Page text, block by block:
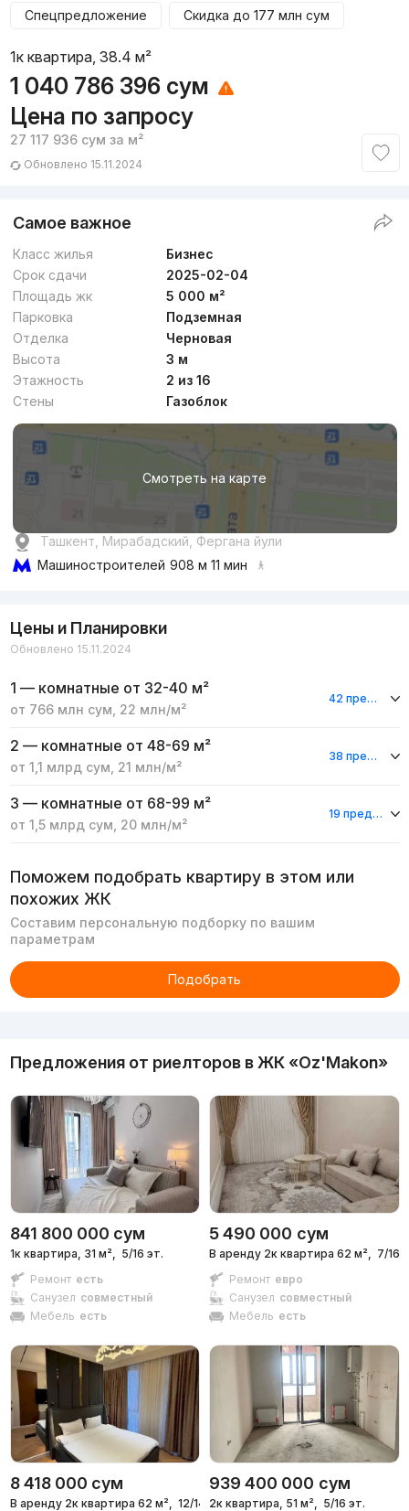
Спецпредложение Скидка до 177 млн сум
1к квартира, 38.4 м²
1 040 786 396 сум
Цена по запросу
27 117 936 сум за м²
Обновлено 15.11.2024
Самое важное
Класс жилья
Бизнес
Срок сдачи
2025-02-04
Площадь жк
5 000 м²
Парковка
Подземная
Отделка
Черновая
Высота
3 м
Этажность
2 из 16
Стены
Газоблок
Смотреть на карте
Ташкент, Мирабадский, Фергана йули
Машиностроителей 908 м 11 мин
Цены и Планировки
Обновлено 15.11.2024
1 — комнатные от 32-40 м²
от 766 млн сум 22 млн/м²
42 предложения
2 — комнатные от 48-69 м²
от 1,1 млрд сум 21 млн/м²
38 предложений
3 — комнатные от 68-99 м²
от 1,5 млрд сум 20 млн/м²
19 предложений
Поможем подобрать квартиру в этом или
похожих ЖК
Составим персональную подборку по вашим
параметрам
Подобрать
Предложения от риелторов в ЖК «Oz'Makon»
841 800 000 сум
1к квартира, 31 м², 5/16 эт.
Ремонт есть
Санузел совместный
Мебель есть
5 490 000 сум
В аренду 2к квартира 62 м², 7/16
Ремонт евро
Санузел совместный
Мебель есть
8 418 000 сум
В аренду 2к квартира 62 м²,
12/14 эт.
939 400 000 сум
2к квартира, 51 м²,
5/16 эт.